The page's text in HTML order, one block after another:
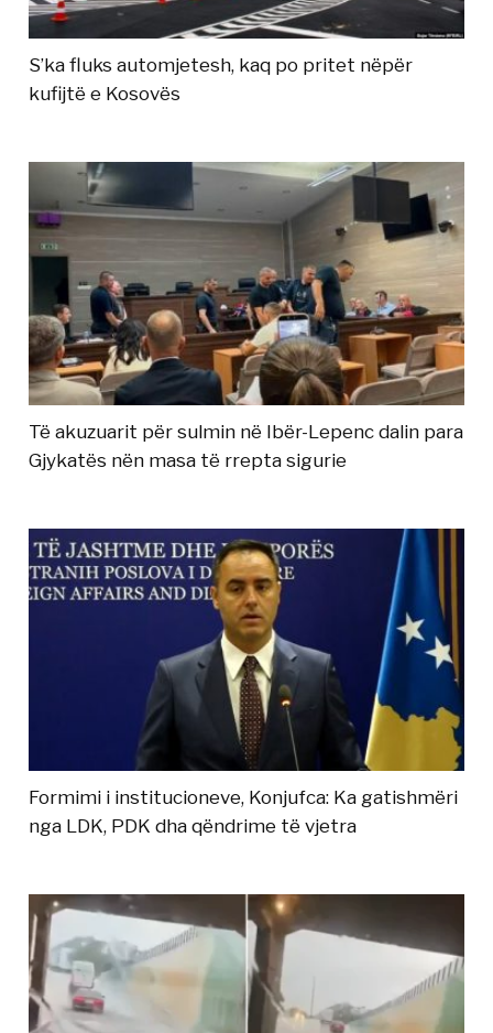
S’ka fluks automjetesh, kaq po pritet nëpër
kufijtë e Kosovës
Të akuzuarit për sulmin në Ibër-Lepenc dalin para
Gjykatës nën masa të rrepta sigurie
Formimi i institucioneve, Konjufca: Ka gatishmëri
nga LDK, PDK dha qëndrime të vjetra